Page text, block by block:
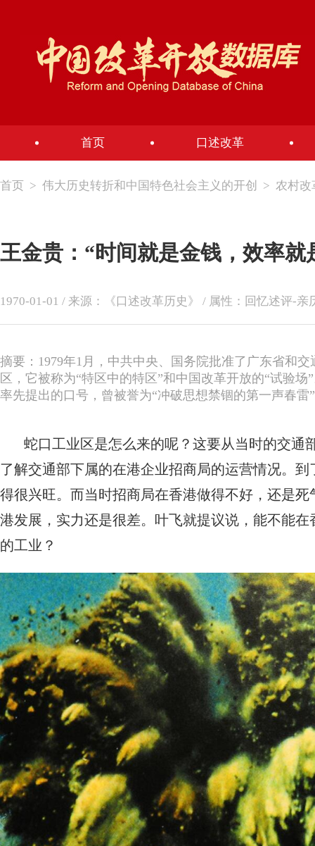
首页 口述改革
首页 > 伟大历史转折和中国特色社会主义的开创 > 农村改
王金贵：“时间就是金钱，效率就
1970-01-01 / 来源：《口述改革历史》 / 属性：回忆述评-亲
摘要：1979年1月，中共中央、国务院批准了广东省和
区，它被称为“特区中的特区”和中国改革开放的“试验
率先提出的口号，曾被誉为“冲破思想禁锢的第一声春雷
蛇口工业区是怎么来的呢？这要从当时的交通
了解交通部下属的在港企业招商局的运营情况。
得很兴旺。而当时招商局在香港做得不好，还是
港发展，实力还是很差。叶飞就提议说，能不能
的工业？